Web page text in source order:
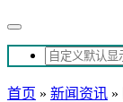
首页 » 新闻资讯 »